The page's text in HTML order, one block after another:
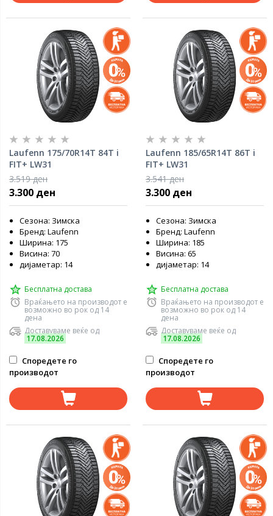
Laufenn 175/70R14T 84T i
FIT+ LW31
3.519 ден
3.300 ден
Сезона: Зимска
Бренд: Laufenn
Ширина: 175
Висина: 70
дијаметар: 14
Бесплатна достава
Враќањето на производот е
возможно во рок од 14
дена
Доставуваме веќе од
17.08.2026
Споредете го
производот
Laufenn 185/65R14T 86T i
FIT+ LW31
3.541 ден
3.300 ден
Сезона: Зимска
Бренд: Laufenn
Ширина: 185
Висина: 65
дијаметар: 14
Бесплатна достава
Враќањето на производот е
возможно во рок од 14
дена
Доставуваме веќе од
17.08.2026
Споредете го
производот